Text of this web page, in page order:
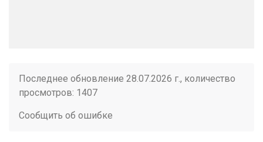
Последнее обновление 28.07.2026 г., количество
просмотров: 1407
Сообщить об ошибке